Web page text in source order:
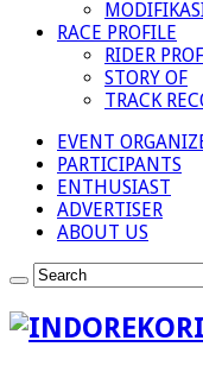
RACE PROFILE
RIDER
STORY OF
TRACK
EVENT
PARTICIPANTS
ENTHUSIAST
ADVERTISER
ABOUT US